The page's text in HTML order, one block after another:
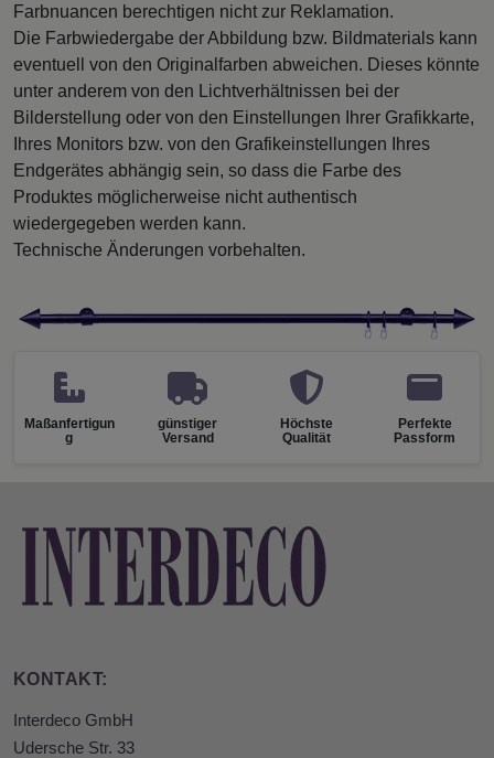
Farbnuancen berechtigen nicht zur Reklamation.
Die Farbwiedergabe der Abbildung bzw. Bildmaterials kann
eventuell von den Originalfarben abweichen. Dieses könnte
unter anderem von den Lichtverhältnissen bei der
Bilderstellung oder von den Einstellungen Ihrer Grafikkarte,
Ihres Monitors bzw. von den Grafikeinstellungen Ihres
Endgerätes abhängig sein, so dass die Farbe des
Produktes möglicherweise nicht authentisch
wiedergegeben werden kann.
Technische Änderungen vorbehalten.
Maßanfertigun
g
günstiger
Versand
Höchste
Qualität
Perfekte
Passform
KONTAKT:
Interdeco GmbH
Udersche Str. 33